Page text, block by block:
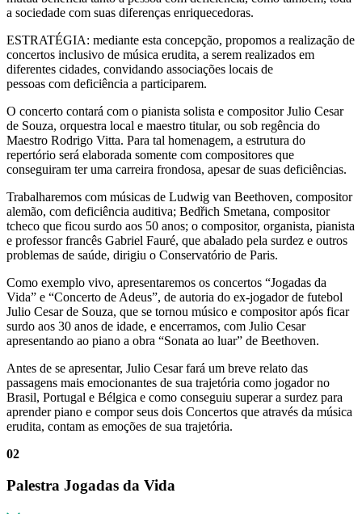
a sociedade com suas diferenças enriquecedoras.
ESTRATÉGIA: mediante esta concepção, propomos a realização de
concertos inclusivo de música erudita, a serem realizados em
diferentes cidades, convidando associações locais de
pessoas com deficiência a participarem.
O concerto contará com o pianista solista e compositor Julio Cesar
de Souza, orquestra local e maestro titular, ou sob regência do
Maestro Rodrigo Vitta. Para tal homenagem, a estrutura do
repertório será elaborada somente com compositores que
conseguiram ter uma carreira frondosa, apesar de suas deficiências.
Trabalharemos com músicas de Ludwig van Beethoven, compositor
alemão, com deficiência auditiva; Bedřich Smetana, compositor
tcheco que ficou surdo aos 50 anos; o compositor, organista, pianista
e professor francês Gabriel Fauré, que abalado pela surdez e outros
problemas de saúde, dirigiu o Conservatório de Paris.
Como exemplo vivo, apresentaremos os concertos “Jogadas da
Vida” e “Concerto de Adeus”, de autoria do ex-jogador de futebol
Julio Cesar de Souza, que se tornou músico e compositor após ficar
surdo aos 30 anos de idade, e encerramos, com Julio Cesar
apresentando ao piano a obra “Sonata ao luar” de Beethoven.
Antes de se apresentar, Julio Cesar fará um breve relato das
passagens mais emocionantes de sua trajetória como jogador no
Brasil, Portugal e Bélgica e como conseguiu superar a surdez para
aprender piano e compor seus dois Concertos que através da música
erudita, contam as emoções de sua trajetória.
02
Palestra Jogadas da Vida